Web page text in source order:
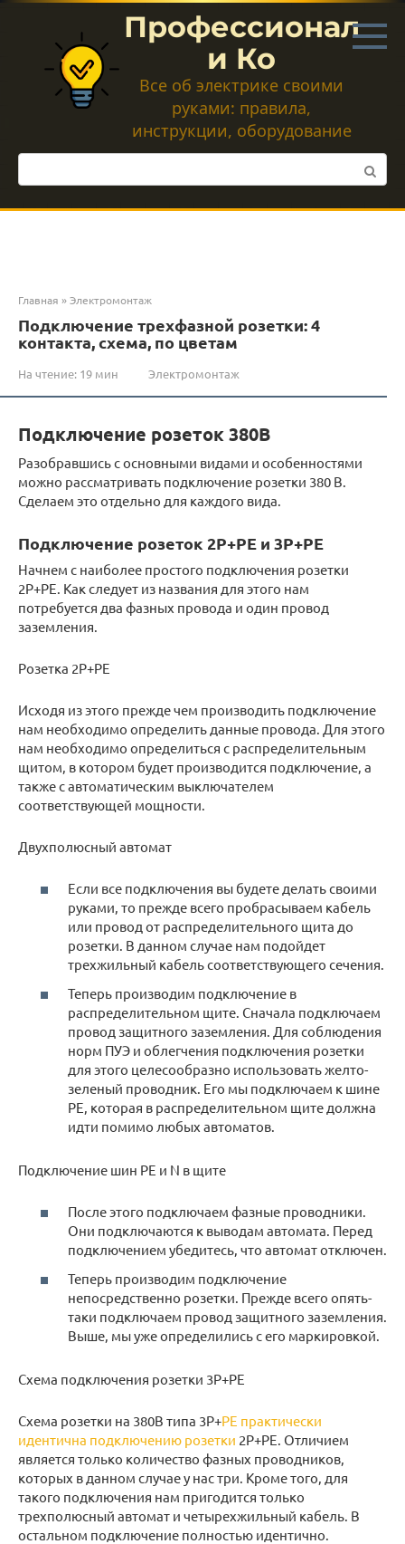
Перейти
контенту
Профессионал
и Ко
Все об электрике своими
руками: правила,
инструкции, оборудование
Поиск:
Главная »Электромонтаж
Подключение трехфазной розетки: 4
контакта, схема, по цветам
На чтение: 19 мин Электромонтаж
Подключение розеток 380В
Разобравшись с основными видами и особенностями
можно рассматривать подключение розетки 380 В.
Сделаем это отдельно для каждого вида.
Подключение розеток 2Р+РЕ и 3Р+РЕ
Начнем с наиболее простого подключения розетки
2Р+РЕ. Как следует из названия для этого нам
потребуется два фазных провода и один провод
заземления.
Розетка 2Р+РЕ
Исходя из этого прежде чем производить подключение
нам необходимо определить данные провода. Для этого
нам необходимо определиться с распределительным
щитом, в котором будет производится подключение, а
также с автоматическим выключателем
соответствующей мощности.
Двухполюсный автомат
Если все подключения вы будете делать своими
руками, то прежде всего пробрасываем кабель
или провод от распределительного щита до
розетки. В данном случае нам подойдет
трехжильный кабель соответствующего сечения.
Теперь производим подключение в
распределительном щите. Сначала подключаем
провод защитного заземления. Для соблюдения
норм ПУЭ и облегчения подключения розетки
для этого целесообразно использовать желто-
зеленый проводник. Его мы подключаем к шине
РЕ, которая в распределительном щите должна
идти помимо любых автоматов.
Подключение шин РЕ и N в щите
После этого подключаем фазные проводники.
Они подключаются к выводам автомата. Перед
подключением убедитесь, что автомат отключен.
Теперь производим подключение
непосредственно розетки. Прежде всего опять-
таки подключаем провод защитного заземления.
Выше, мы уже определились с его маркировкой.
Схема подключения розетки 3Р+РЕ
Схема розетки на 380В типа 3Р+РЕ практически
идентична подключению розетки 2Р+РЕ. Отличием
является только количество фазных проводников,
которых в данном случае у нас три. Кроме того, для
такого подключения нам пригодится только
трехполюсный автомат и четырехжильный кабель. В
остальном подключение полностью идентично.